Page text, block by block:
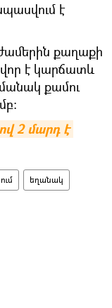
է
քաղաքի
է կարճատև
քամու
2 մարդ է
եղանակ